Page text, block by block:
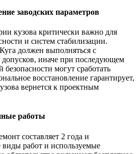
заводских параметров
кузова критически важно для
и систем стабилизации.
должен выполняться с
допусков, иначе при последующем
могут сработать
восстановление гарантирует,
вернется к проектным
работы
составляет 2 года и
виды работ и используемые